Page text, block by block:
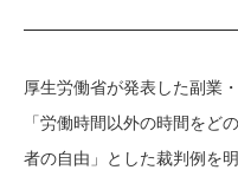
厚生労働省が発表した副業
「労働時間以外の時間をど
者の自由」とした裁判例を